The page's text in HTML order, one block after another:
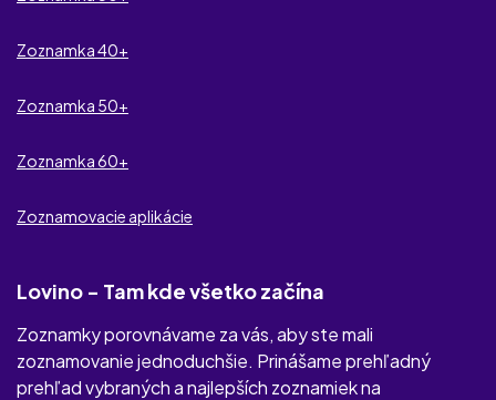
Dateefy
Partner Na Úrovni
ErotickeKontakty.com
Zoznamka 40+
Zoznamka 50+
Zoznamka 60+
Zoznamovacie aplikácie
Lovino - Tam kde všetko začína
Zoznamky porovnávame za vás, aby ste mali
zoznamovanie jednoduchšie. Prinášame prehľadný
prehľad vybraných a najlepších zoznamiek na